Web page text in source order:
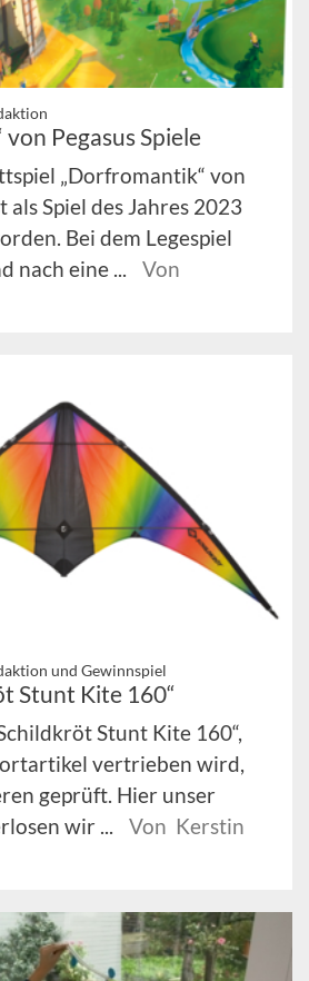
Pegasus Spiele
„Dorfromantik“ von
als Spiel des Jahres 2023
Bei dem Legespiel
nach eine ...
Von
und Gewinnspiel
Stunt Kite 160“
Stunt Kite 160“,
vertrieben wird,
geprüft. Hier unser
wir ...
Von Kerstin